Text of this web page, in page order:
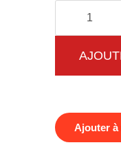
quantité
de
Machine
Leg
EllipseAjouter à